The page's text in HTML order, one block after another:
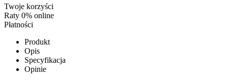
Twoje korzyści
Raty 0% online
Płatności
Produkt
Opis
Specyfikacja
Opinie